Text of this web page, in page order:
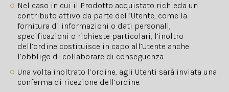
Nel caso in cui il Prodotto acquistato richieda un
contributo attivo da parte dell’Utente, come la
fornitura di informazioni o dati personali,
specificazioni o richieste particolari, l’inoltro
dell’ordine costituisce in capo all’Utente anche
l’obbligo di collaborare di conseguenza.
Una volta inoltrato l’ordine, agli Utenti sarà inviata una
conferma di ricezione dell’ordine.